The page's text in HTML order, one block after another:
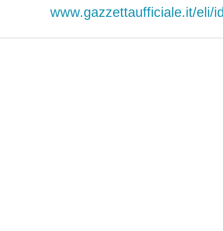
www.gazzettaufficiale.it/eli/